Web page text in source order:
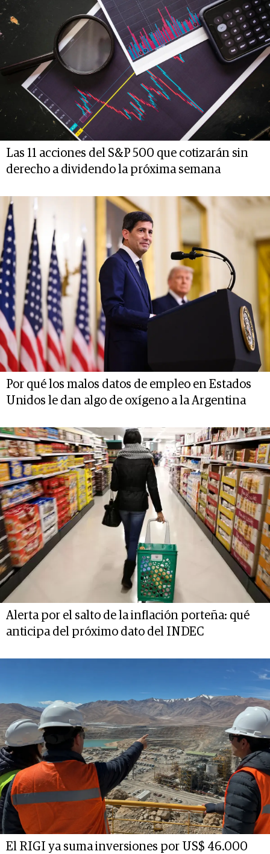
Las 11 acciones del S&P 500 que cotizarán sin
derecho a dividendo la próxima semana
Por qué los malos datos de empleo en Estados
Unidos le dan algo de oxígeno a la Argentina
Alerta por el salto de la inflación porteña: qué
anticipa del próximo dato del INDEC
El RIGI ya suma inversiones por US$ 46.000